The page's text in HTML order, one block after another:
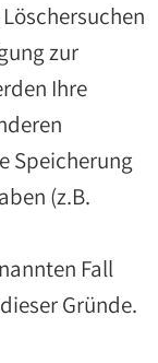
zur
Ihre
Speicherung
(z.B.
Fall
Gründe.